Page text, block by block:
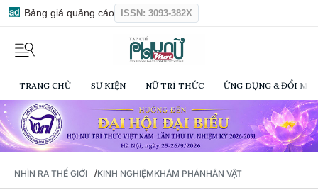
Bảng giá quảng cáo ISSN: 3093-382X
TRANG CHỦ SỰ KIỆN NỮ TRÍ THỨC ỨNG DỤNG & ĐỔI
NHÌN RA THẾ GIỚI /KINH NGHIỆMKHÁM PHÁNHÂN VẬT